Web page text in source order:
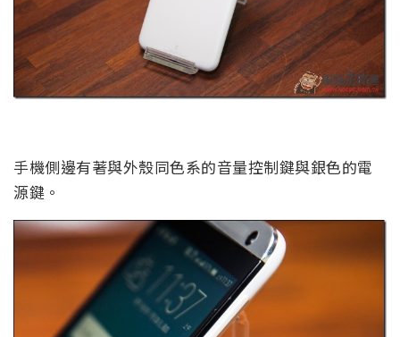
手機側邊有著與外殼同色系的音量控制鍵與銀色的電
源鍵。